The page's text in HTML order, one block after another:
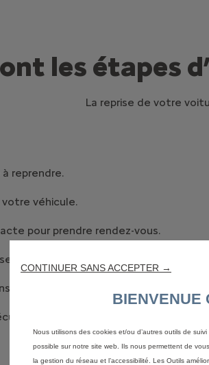
les étapes
La reprise de votre
reprendre.
véhicule.
pour prendre rendez-vous.
l’état de votre véhicule.
à une reprise immédiate.
CONTINUER SANS ACCEPTER →
BIENVENUE
Nous utilisons des cookies et/ou d’autres outils de
possible sur notre site web. Ils nous permettent de
la gestion du réseau et l’accessibilité. Les Outils